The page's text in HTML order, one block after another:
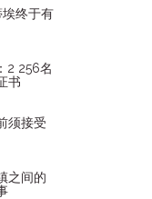
终于有
2 256名
书
须接受
之间的